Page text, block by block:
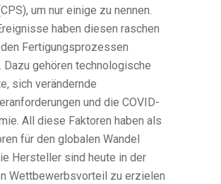
um nur einige zu nennen.
haben diesen raschen
Fertigungsprozessen
Dazu gehören technologische
sich verändernde
und die COVID-
All diese Faktoren haben als
für den globalen Wandel
Hersteller sind heute in der
Wettbewerbsvorteil zu erzielen